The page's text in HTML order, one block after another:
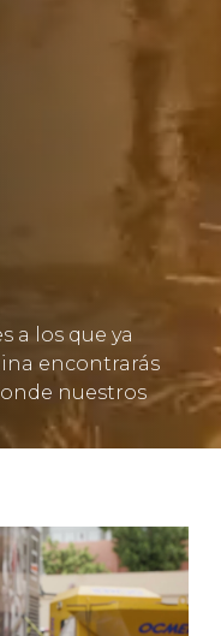
a los que ya
encontrarás
nuestros